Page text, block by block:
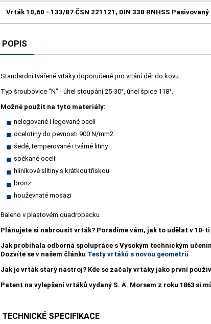
Vrták 10,60 - 133/87 ČSN 221121, DIN 338 RNHSS
POPIS
Standardní tvářené vrtáky doporučené pro vrtání děr do kovu.
Typ šroubovice "N" - úhel stoupání 25-30°, úhel špice 118°.
Možné použít na tyto materiály:
nelegované i legované oceli
ocelotiny do pevnosti 900 N/mm2
šedé, temperované i tvárné litiny
spékané oceli
hliníkové slitiny s krátkou třískou
bronz
houževnaté mosazi
Baleno v plastovém quadropacku
Plánujete si nabrousit vrták? Poradíme vám, jak to udělat v 10-
Jak probíhala odborná spolupráce s Vysokým technickým
Dozvíte se v našem článku Testy vrtáků s novou geometrií
Jak je vrták starý nástroj? Kde se začaly vrtáky jako první
Patent na vylepšení vrtáků vydaný S. A. Morsem z roku 1863 si
TECHNICKÉ SPECIFIKACE